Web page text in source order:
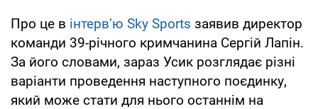
Про це в інтерв’ю Sky Sports заявив директор
команди 39-річного кримчанина Сергій Лапін.
За його словами, зараз Усик розглядає різні
варіанти проведення наступного поєдинку,
який може стати для нього останнім на